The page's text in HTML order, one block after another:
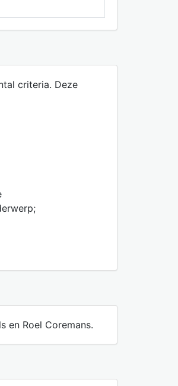
criteria. Deze
en Roel Coremans.